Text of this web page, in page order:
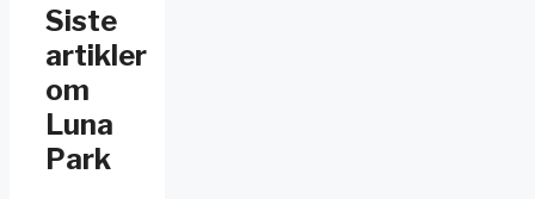
Siste
artikler
om
Luna
Park